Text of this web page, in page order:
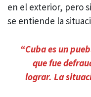
en el exterior, pero
se entiende la
“Cuba es un
que fue
lograr. La